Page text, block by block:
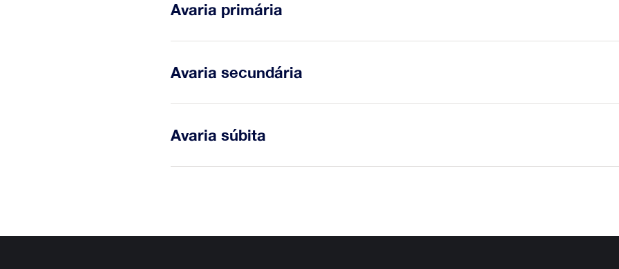
tempo de funcionamento do bem.
Avaria primária
Avaria secundária
Avaria súbita